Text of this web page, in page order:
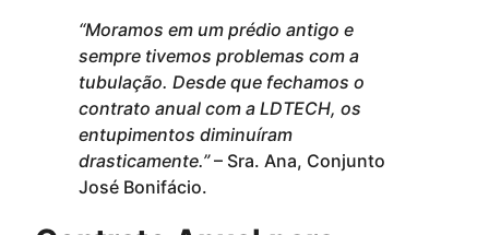
“Moramos em um prédio antigo e
sempre tivemos problemas com a
tubulação. Desde que fechamos o
contrato anual com a LDTECH, os
entupimentos diminuíram
drasticamente.”– Sra. Ana, Conjunto
José Bonifácio.